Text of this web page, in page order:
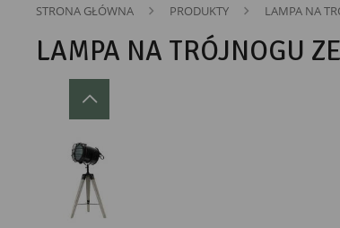
STRONA GŁÓWNA PRODUKTY LAMPA NA
LAMPA NA TRÓJNOGU